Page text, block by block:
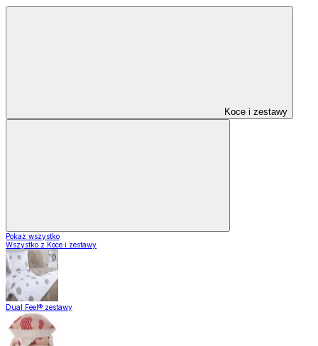
Koce i zestawy
Pokaż wszystko
Wszystko z Koce i zestawy
Dual Feel® zestawy